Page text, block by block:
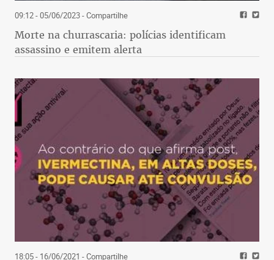
09:12 - 05/06/2023- Compartilhe
Morte na churrascaria: polícias identificam
assassino e emitem alerta
18:05 - 16/06/2021 - Compartilhe